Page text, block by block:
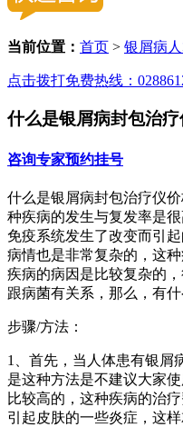
当前位置： 首页 > 银屑病
点击拨打免费热线：
什么是银屑病封包治
咨询专家预约挂号
什么是银屑病封包治疗仪
种疾病的发生与复发率是
免疫系统发生了改变而引
病情也是非常复杂的，这
疾病的病因是比较复杂的
跟病菌有关系，那么，有
步骤/方法：
1、首先，当人体患有银屑
是这种方法是不建议大家
比较高的，这种疾病的治
引起皮肤的一些炎症，这